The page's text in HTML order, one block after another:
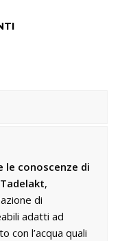
le conoscenze di
,
di
adatti ad
con l’acqua quali